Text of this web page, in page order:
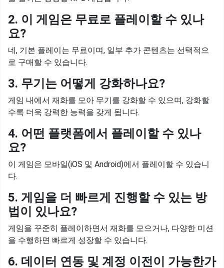
2. 이 게임은 무료로 플레이할 수 있나
요?
네, 기본 플레이는 무료이며, 일부 추가 콘텐츠는 선택적으
로 구매할 수 있습니다.
3. 무기는 어떻게 강화하나요?
게임 내에서 재화를 모아 무기를 강화할 수 있으며, 강화할
수록 더욱 강력한 능력을 갖게 됩니다.
4. 어떤 플랫폼에서 플레이할 수 있나
요?
이 게임은 모바일(iOS 및 Android)에서 플레이할 수 있습니
다.
5. 게임을 더 빠르게 진행할 수 있는 방
법이 있나요?
게임을 꾸준히 플레이하면서 재화를 모으거나, 다양한 미션
을 수행하면 빠르게 성장할 수 있습니다.
6. 데이터 연동 및 계정 이전이 가능한가